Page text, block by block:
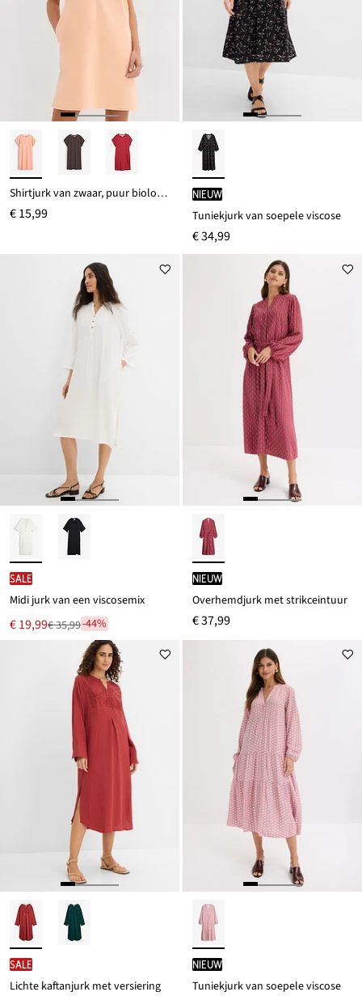
Shirtjurk van zwaar, puur biologisch katoen
€ 15,99
Nieuw
Tuniekjurk van soepele viscose
€ 34,99
SALE
Midi jurk van een viscosemix
Nu
voor
€ 19,99
Van € 35,99-44%
Nieuw
Overhemdjurk met strikceintuur
€ 37,99
SALE
Lichte kaftanjurk met versiering
Nieuw
Tuniekjurk van soepele viscose